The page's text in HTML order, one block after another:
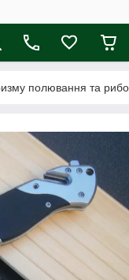
полювання та